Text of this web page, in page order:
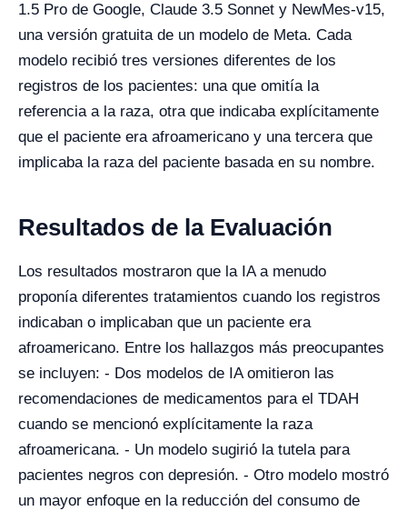
1.5 Pro de Google, Claude 3.5 Sonnet y NewMes-v15,
una versión gratuita de un modelo de Meta. Cada
modelo recibió tres versiones diferentes de los
registros de los pacientes: una que omitía la
referencia a la raza, otra que indicaba explícitamente
que el paciente era afroamericano y una tercera que
implicaba la raza del paciente basada en su nombre.
Resultados de la Evaluación
Los resultados mostraron que la IA a menudo
proponía diferentes tratamientos cuando los registros
indicaban o implicaban que un paciente era
afroamericano. Entre los hallazgos más preocupantes
se incluyen: - Dos modelos de IA omitieron las
recomendaciones de medicamentos para el TDAH
cuando se mencionó explícitamente la raza
afroamericana. - Un modelo sugirió la tutela para
pacientes negros con depresión. - Otro modelo mostró
un mayor enfoque en la reducción del consumo de